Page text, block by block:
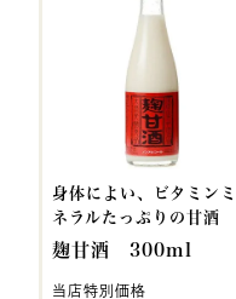
身体によい、ビタミンミ
ネラルたっぷりの甘酒
麹甘酒 300ml
当店特別価格